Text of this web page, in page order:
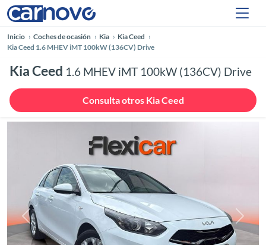
Inicio Coches de ocasión Kia
Kia Ceed
Kia Ceed 1.6 MHEV iMT 100kW (136CV) Drive
Kia Ceed 1.6 MHEV iMT 100kW (136CV) Drive
Consulta otros Kia Ceed
Anterior